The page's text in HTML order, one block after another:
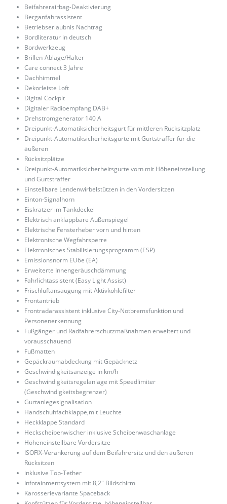
Beifahrerairbag-Deaktivierung
Berganfahrassistent
Betriebserlaubnis Nachtrag
Bordliteratur in deutsch
Bordwerkzeug
Brillen-Ablage/Halter
Care connect 3 Jahre
Dachhimmel
Dekorleiste Loft
Digital Cockpit
Digitaler Radioempfang DAB+
Drehstromgenerator 140 A
Dreipunkt-Automatiksicherheitsgurt für mittleren Rücksitzplatz
Dreipunkt-Automatiksicherheitsgurte mit Gurtstraffer für die
äußeren
Rücksitzplätze
Dreipunkt-Automatiksicherheitsgurte vorn mit Höheneinstellung
und Gurtstraffer
Einstellbare Lendenwirbelstützen in den Vordersitzen
Einton-Signalhorn
Eiskratzer im Tankdeckel
Elektrisch anklappbare Außenspiegel
Elektrische Fensterheber vorn und hinten
Elektronische Wegfahrsperre
Elektronisches Stabilisierungsprogramm (ESP)
Emissionsnorm EU6e (EA)
Erweiterte Innengeräuschdämmung
Fahrlichtassistent (Easy Light Assist)
Frischluftansaugung mit Aktivkohlefilter
Frontantrieb
Frontradarassistent inklusive City-Notbremsfunktion und
Personenerkennung
Fußgänger und Radfahrerschutzmaßnahmen erweitert und
vorausschauend
Fußmatten
Gepäckraumabdeckung mit Gepäcknetz
Geschwindigkeitsanzeige in km/h
Geschwindigkeitsregelanlage mit Speedlimiter
(Geschwindigkeitsbegrenzer)
Gurtanlegesignalisation
Handschuhfachklappe,mit Leuchte
Heckklappe Standard
Heckscheibenwischer inklusive Scheibenwaschanlage
Höheneinstellbare Vordersitze
ISOFIX-Verankerung auf dem Beifahrersitz und den äußeren
Rücksitzen
inklusive Top-Tether
Infotainmentsystem mit 8,2″ Bildschirm
Karosserievariante Spaceback